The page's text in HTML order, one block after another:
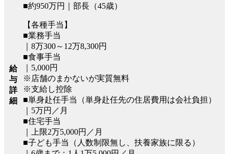
給
与
詳
細
■約950万円｜部長（45歳）
【各種手当】
■業務手当
｜8万300～12万8,300円
■食事手当
｜5,000円
※店舗のまかないが実質無料
※支給し控除
■単身赴任手当（単身赴任先の住居費用は会社負担）
｜5万円／月
■住宅手当
｜上限2万5,000円／月
■子ども手当（人数制限無し、扶養家族に限る）